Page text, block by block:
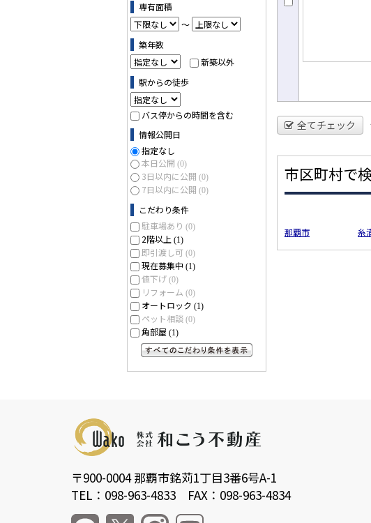
専有面積
～
築年数
新築以外
駅からの徒歩
バス停からの時間を含む
情報公開日
指定なし
本日公開 (0)
3日以内に公開 (0)
7日以内に公開 (0)
こだわり条件
駐車場あり (0)
2階以上 (1)
即引渡し可 (0)
現在募集中 (1)
値下げ (0)
リフォーム (0)
オートロック (1)
ペット相談 (0)
角部屋 (1)
全てチェック
市区町村で
那覇市 糸
〒900-0004 那覇市銘苅1丁目3番6号A-1
TEL：098-963-4833 FAX：098-963-4834